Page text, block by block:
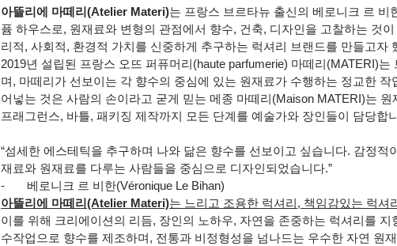
아뜰리에 마떼리(Atelier Materi)는 프랑스 브르타뉴 출신의 베로니크 르 비
퓸 하우스로, 원재료와 변형의 관점에서 향수, 건축, 디자인을 고찰하는 것
리적, 사회적, 환경적 가치를 신중하게 추구하는 럭셔리 브랜드를 만들고자
2019년 설립된 프랑스 오뜨 퍼퓨머리(haute parfumerie) 마떼리(MATERI)는
며, 마떼리가 선보이는 각 향수의 중심에 있는 원재료가 수행하는 정교한
어넣는 것은 사람의 손이라고 굳게 믿는 메종 마떼리(Maison MATERI)는 원
프래그런스, 바틀, 패키징 제작까지 모든 단계를 예술가와 장인들이 담당합
“섬세한 에스테틱을 추구하며 나와 닮은 향수를 선보이고 싶습니다. 감정적
재료와 원재료를 다루는 사람들을 중심으로 디자인되었습니다.”
-       베로니크 르 비한(Véronique Le Bihan)
아뜰리에 마떼리(Atelier Materi)는 느리고 조용한 럭셔리, 책임감있는 럭셔
이를 위해 크리에이션의 리듬, 장인의 노하우, 자연을 존중하는 럭셔리를 지
수작업으로 향수를 제조하며, 전통과 비정형성을 넘나드는 우수한 자연 원